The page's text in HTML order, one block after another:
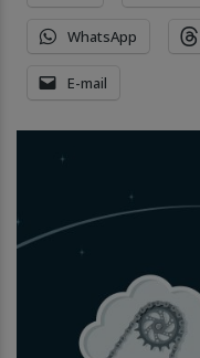
WhatsApp
E-mail